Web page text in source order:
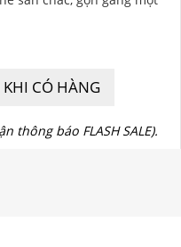
CÓ HÀNG
thông báo FLASH SALE).